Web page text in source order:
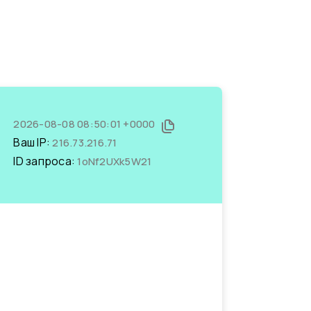
2026-08-08 08:50:01 +0000
Ваш IP:216.73.216.71
ID запроса:1oNf2UXk5W21